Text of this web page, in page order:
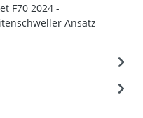
F70 2024 -
Ansatz